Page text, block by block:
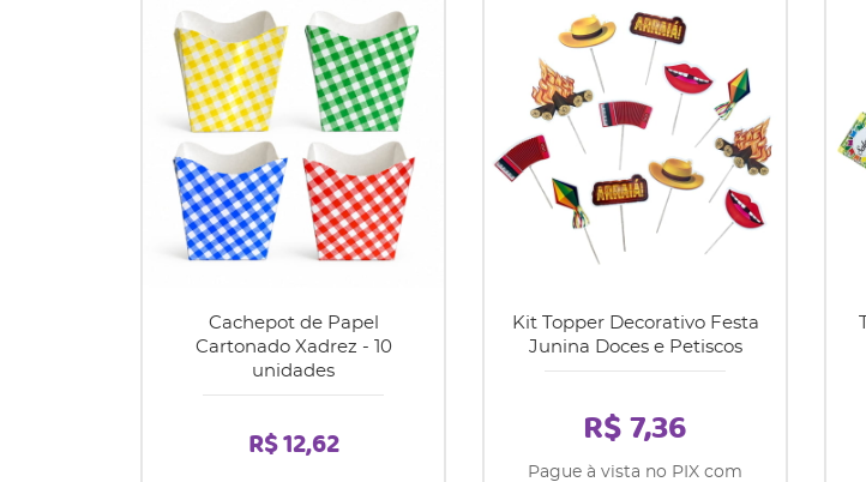
Cachepot de Papel
Cartonado Xadrez - 10
unidades
R$ 12,62
Kit Topper Decorativo Festa
Junina Doces e Petiscos
R$ 7,36
Pague à vista no PIX com